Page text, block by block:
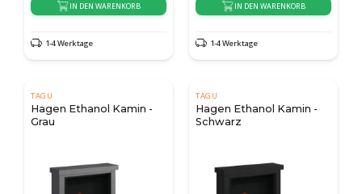
IN DEN WARENKORB
1-4 Werktage
IN DEN WARENKORB
1-4 Werktage
TAGU
Hagen Ethanol Kamin -
Grau
TAGU
Hagen Ethanol Kamin -
Schwarz